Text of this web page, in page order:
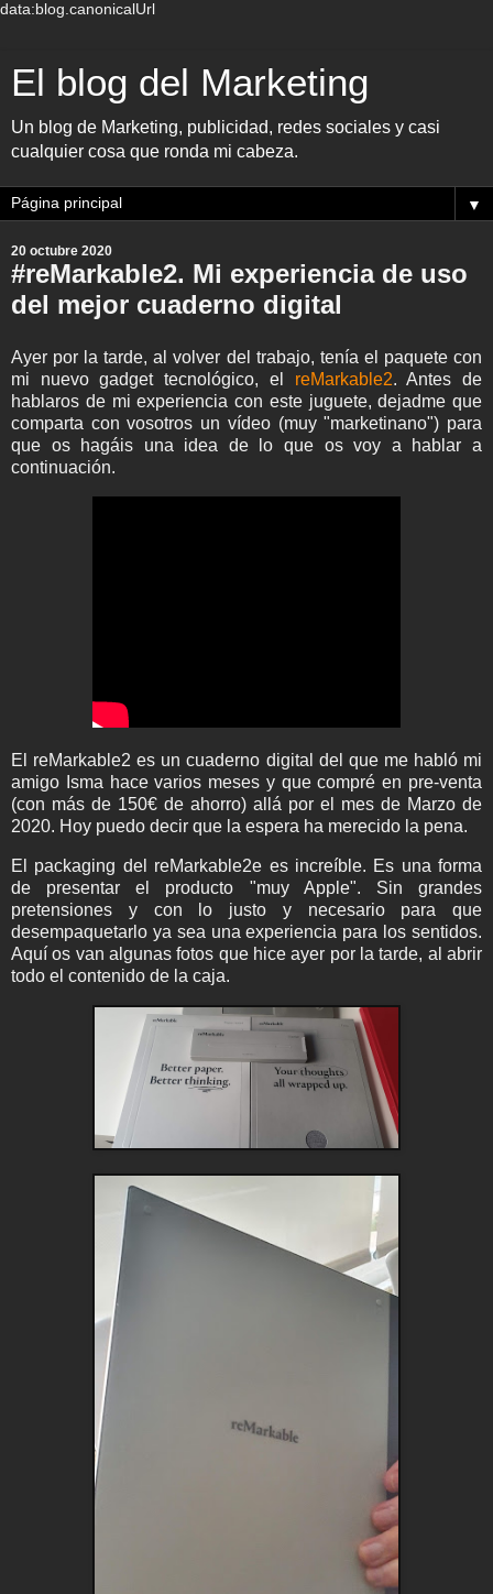
data:blog.canonicalUrl
El blog del Marketing
Un blog de Marketing, publicidad, redes sociales y casi
cualquier cosa que ronda mi cabeza.
▼
20 octubre 2020
#reMarkable2. Mi experiencia de uso
del mejor cuaderno digital
Ayer por la tarde, al volver del trabajo, tenía el paquete con
mi nuevo gadget tecnológico, el reMarkable2. Antes de
hablaros de mi experiencia con este juguete, dejadme que
comparta con vosotros un vídeo (muy "marketinano") para
que os hagáis una idea de lo que os voy a hablar a
continuación.
El reMarkable2 es un cuaderno digital del que me habló mi
amigo Isma hace varios meses y que compré en pre-venta
(con más de 150€ de ahorro) allá por el mes de Marzo de
2020. Hoy puedo decir que la espera ha merecido la pena.
El packaging del reMarkable2e es increíble. Es una forma
de presentar el producto "muy Apple". Sin grandes
pretensiones y con lo justo y necesario para que
desempaquetarlo ya sea una experiencia para los sentidos.
Aquí os van algunas fotos que hice ayer por la tarde, al abrir
todo el contenido de la caja.